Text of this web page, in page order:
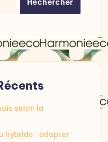
selon la
hybride : adapter